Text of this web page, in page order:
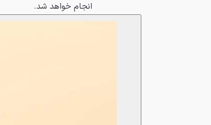
انجام خواهد شد.